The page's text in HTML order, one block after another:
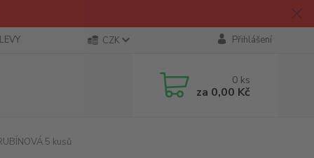
CZK Přihlášení
0 ks
za 0,00 Kč
5 kusů